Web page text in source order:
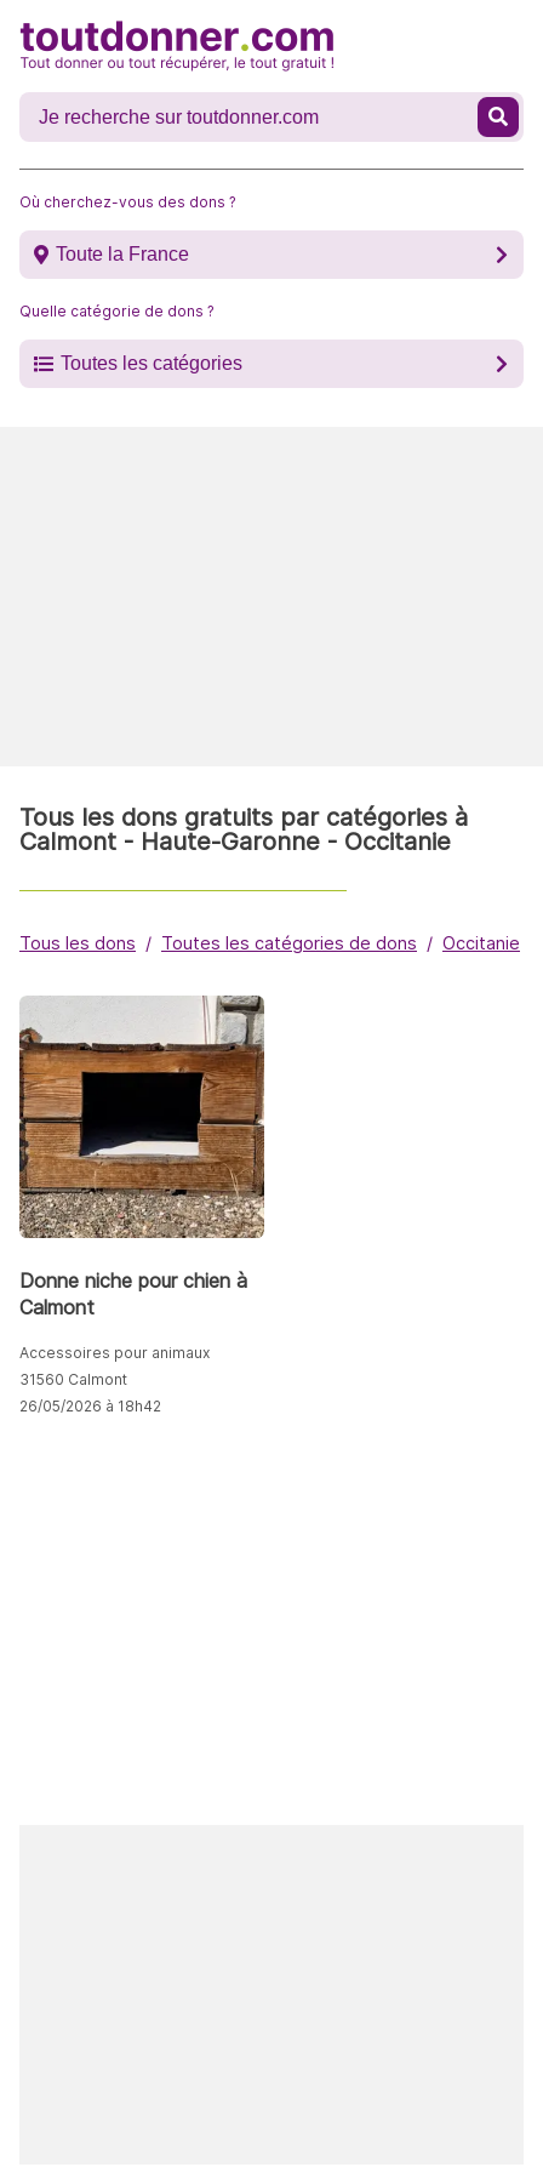
Où cherchez-vous des dons ?
Toute la France
Quelle catégorie de dons ?
Toutes les catégories
Tous les dons gratuits par catégories à
Calmont - Haute-Garonne - Occitanie
Tous les dons Toutes les catégories de dons Occitanie
Donne niche pour chien à
Calmont
Accessoires pour animaux
31560 Calmont
26/05/2026 à 18h42